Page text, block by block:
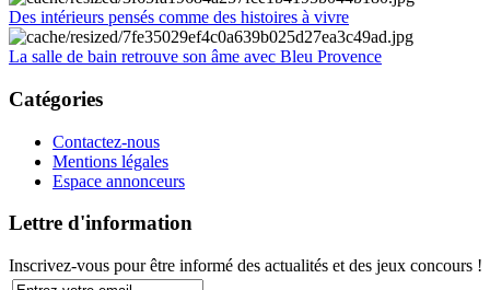
Des intérieurs pensés comme des histoires à vivre
La salle de bain retrouve son âme avec Bleu Provence
Catégories
Contactez-nous
Mentions légales
Espace annonceurs
Lettre d'information
Inscrivez-vous pour être informé des actualités et des jeux concours !